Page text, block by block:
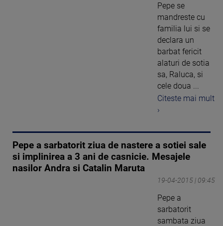
Pepe se
mandreste cu
familia lui si se
declara un
barbat fericit
alaturi de sotia
sa, Raluca, si
cele doua ...
Citeste mai mult
›
Pepe a sarbatorit ziua de nastere a sotiei sale
si implinirea a 3 ani de casnicie. Mesajele
nasilor Andra si Catalin Maruta
19-04-2015 | 09:45
Pepe a
sarbatorit
sambata ziua